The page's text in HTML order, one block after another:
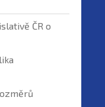
ČR o